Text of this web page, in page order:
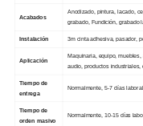
Acabados
Anodizado, pintura, lacado,
grabado, Fundición, grabado
Instalación 3m cinta adhesiva, pasador,
Aplicación
Maquinaria, equipo,
audio, productos industriales,
Tiempo de
entrega
Normalmente, 5-7 días
Tiempo de
orden masivo
Normalmente, 10-15 días